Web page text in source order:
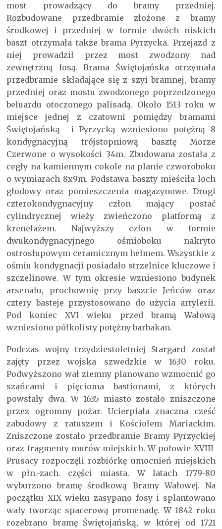
most prowadzący do bramy przedniej.
Rozbudowane przedbramie złożone z bramy
środkowej i przedniej w formie dwóch niskich
baszt otrzymała także brama Pyrzycka. Przejazd z
niej prowadził przez most zwodzony nad
zewnętrzną fosą. Brama Świętojańska otrzymała
przedbramie składające się z szyi bramnej, bramy
przedniej oraz mostu zwodzonego poprzedzonego
beluardu otoczonego palisadą. Około 1513 roku w
miejsce jednej z czatowni pomiędzy bramami
Świętojańską i Pyrzycką wzniesiono potężną 8
kondygnacyjną trójstopniową basztę Morze
Czerwone o wysokości 34m. Zbudowana została z
cegły na kamiennym cokole na planie czworoboku
o wymiarach 8x9m. Podstawa baszty mieściła loch
głodowy oraz pomieszczenia magazynowe. Drugi
czterokondygnacyjny człon mający postać
cylindrycznej wieży zwieńczono platformą z
krenelażem. Najwyższy człon w formie
dwukondygnacyjnego ośmioboku nakryto
ostrosłupowym ceramicznym hełmem. Wszystkie z
ośmiu kondygnacji posiadało strzelnice kluczowe i
szczelinowe. W tym okresie wzniesiono budynek
arsenału, prochownię przy baszcie Jeńców oraz
cztery basteje przystosowano do użycia artylerii.
Pod koniec XVI wieku przed bramą Wałową
wzniesiono półkolisty potężny barbakan.
Podczas wojny trzydziestoletniej Stargard został
zajęty przez wojska szwedzkie w 1630 roku.
Podwyższono wał ziemny planowano wzmocnić go
szańcami i pięcioma bastionami, z których
powstały dwa. W 1635 miasto zostało zniszczone
przez ogromny pożar. Ucierpiała znaczna cześć
zabudowy z ratuszem i Kościołem Mariackim.
Zniszczone zostało przedbramie Bramy Pyrzyckiej
oraz fragmenty murów miejskich. W połowie XVIII
Prusacy rozpoczęli rozbiórkę umocnień miejskich
w płn.-zach. części miasta. W latach 1779-80
wyburzono bramę środkową Bramy Wałowej. Na
początku XIX wieku zasypano fosy i splantowano
wały tworząc spacerową promenadę. W 1842 roku
rozebrano bramę Świętojańską, w której od 1721